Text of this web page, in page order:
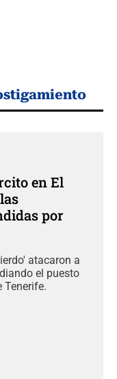
en El
por
atacaron a
el puesto
Tenerife.